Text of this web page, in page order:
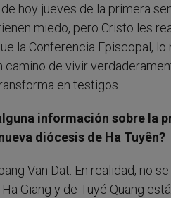
hoy jueves de la primera
miedo, pero Cristo les
la Conferencia Episcopal,
camino de vivir
en testigos.
información sobre la
diócesis de Ha Tuyên?
Van Dat: En realidad, no
Giang y de Tuyé Quang